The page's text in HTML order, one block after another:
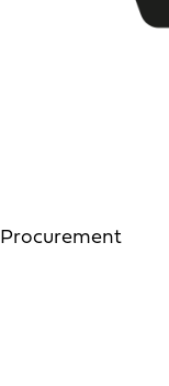
Procurement